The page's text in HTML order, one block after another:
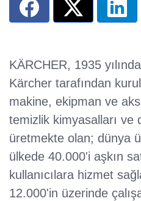
KÄRCHER, 1935
Kärcher tarafından
makine, ekipman ve
temizlik kimyasalları ve
üretmekte olan; dünya
ülkede 40.000'i aşkın
kullanıcılara hizmet
12.000'in üzerinde